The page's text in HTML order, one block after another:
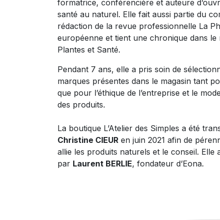
formatrice, conférencière et auteure
santé au naturel. Elle fait aussi partie du
rédaction de la revue professionnelle La
européenne et tient une chronique dans le
Plantes et Santé.
Pendant 7 ans, elle a pris soin de
marques présentes dans le magasin tant
que pour l’éthique de l’entreprise et le
des produits.
La boutique L’Atelier des Simples a été
Christine CIEUR en juin 2021 afin de
allie les produits naturels et le conseil. Elle
par Laurent BERLIE, fondateur d’Eona.